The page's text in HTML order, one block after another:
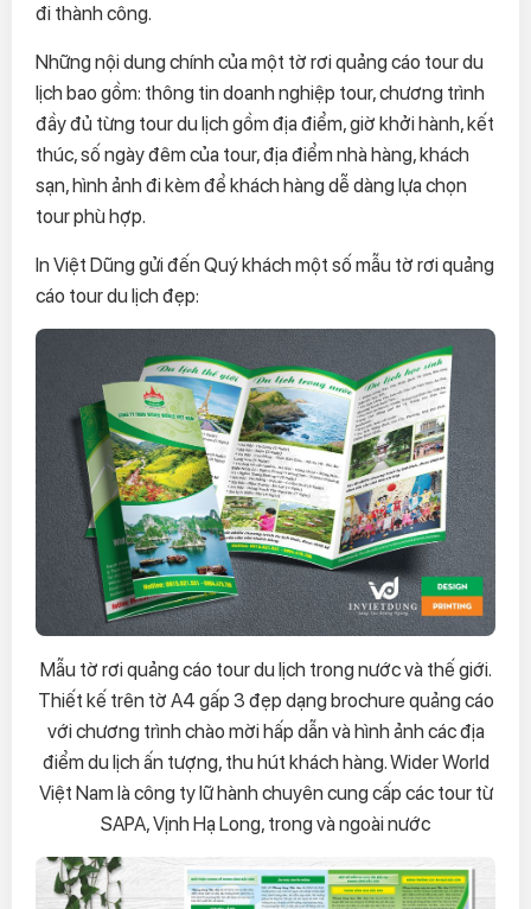
đi thành công.
Những nội dung chính của một tờ rơi quảng cáo tour du
lịch bao gồm: thông tin doanh nghiệp tour, chương trình
đầy đủ từng tour du lịch gồm địa điểm, giờ khởi hành, kết
thúc, số ngày đêm của tour, địa điểm nhà hàng, khách
sạn, hình ảnh đi kèm để khách hàng dễ dàng lựa chọn
tour phù hợp.
In Việt Dũng gửi đến Quý khách một số mẫu tờ rơi quảng
cáo tour du lịch đẹp:
Mẫu tờ rơi quảng cáo tour du lịch trong nước và thế giới.
Thiết kế trên tờ A4 gấp 3 đẹp dạng brochure quảng cáo
với chương trình chào mời hấp dẫn và hình ảnh các địa
điểm du lịch ấn tượng, thu hút khách hàng. Wider World
Việt Nam là công ty lữ hành chuyên cung cấp các tour từ
SAPA, Vịnh Hạ Long, trong và ngoài nước